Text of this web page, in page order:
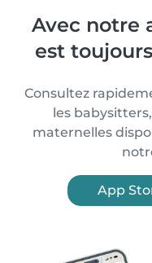
Avec notre
est
Consultez
les
maternelles
App